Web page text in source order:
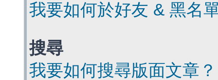
我要如何於好友 & 黑名
搜尋
我要如何搜尋版面文章？